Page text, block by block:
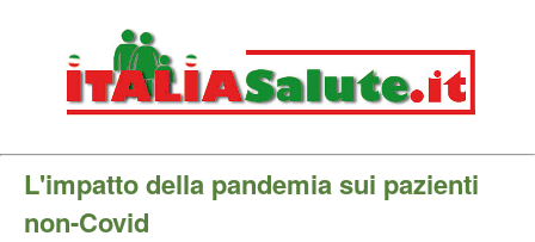
L'impatto della pandemia sui pazienti
non-Covid